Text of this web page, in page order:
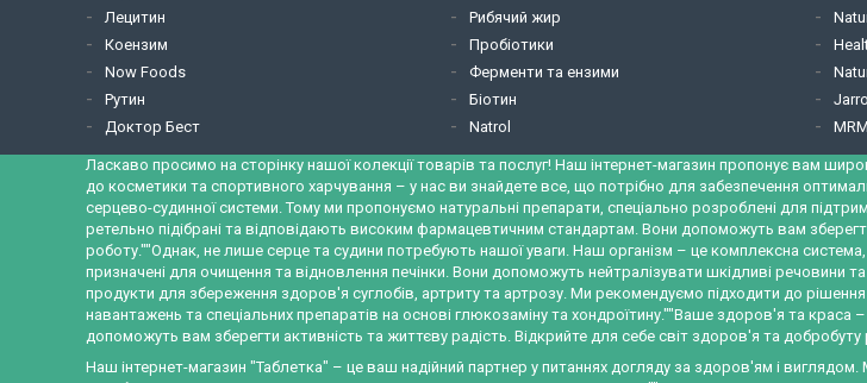
Лецитин
Коензим
Now Foods
Рутин
Доктор Бест
Рибячий жир
Пробіотики
Ферменти та ензими
Біотин
Natrol
MRM
Ласкаво просимо на сторінку нашої колекції товарів та послуг! Наш інтернет-магазин пропонує вам
до косметики та спортивного харчування – у нас ви знайдете все, що потрібно для забезпечення
серцево-судинної системи. Тому ми пропонуємо натуральні препарати, спеціально розроблені для
ретельно підібрані та відповідають високим фармацевтичним стандартам. Вони допоможуть вам
роботу.""Однак, не лише серце та судини потребують нашої уваги. Наш організм – це комплексна
призначені для очищення та відновлення печінки. Вони допоможуть нейтралізувати шкідливі речовини
продукти для збереження здоров'я суглобів, артриту та артрозу. Ми рекомендуємо підходити до
навантажень та спеціальних препаратів на основі глюкозаміну та хондроїтину.""Ваше здоров'я та
допоможуть вам зберегти активність та життєву радість. Відкрийте для себе світ здоров'я та
Наш інтернет-магазин "Таблетка" – це ваш надійний партнер у питаннях догляду за здоров'ям і